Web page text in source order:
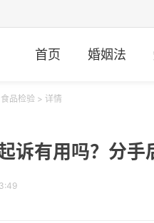
首页 婚姻法
食品检验 > 详情
诉有用吗？分手